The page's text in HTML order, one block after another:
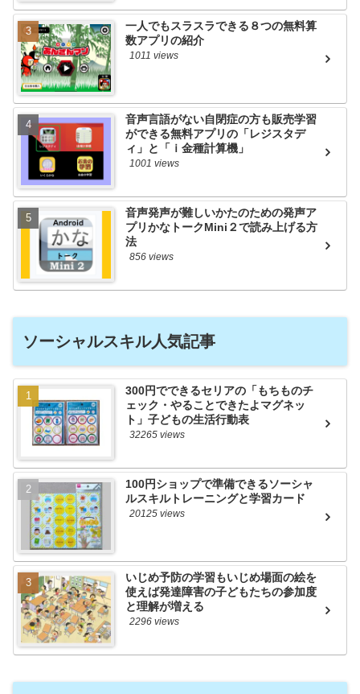
一人でもスラスラできる８つの無料算
数アプリの紹介
1011 views
音声言語がない自閉症の方も販売学習
ができる無料アプリの「レジスタデ
ィ」と「ｉ金種計算機」
1001 views
音声発声が難しいかたのための発声ア
プリかなトークMini２で読み上げる方
法
856 views
ソーシャルスキル人気記事
300円でできるセリアの「もちものチ
ェック・やることできたよマグネッ
ト」子どもの生活行動表
32265 views
100円ショップで準備できるソーシャ
ルスキルトレーニングと学習カード
20125 views
いじめ予防の学習もいじめ場面の絵を
使えば発達障害の子どもたちの参加度
と理解が増える
2296 views